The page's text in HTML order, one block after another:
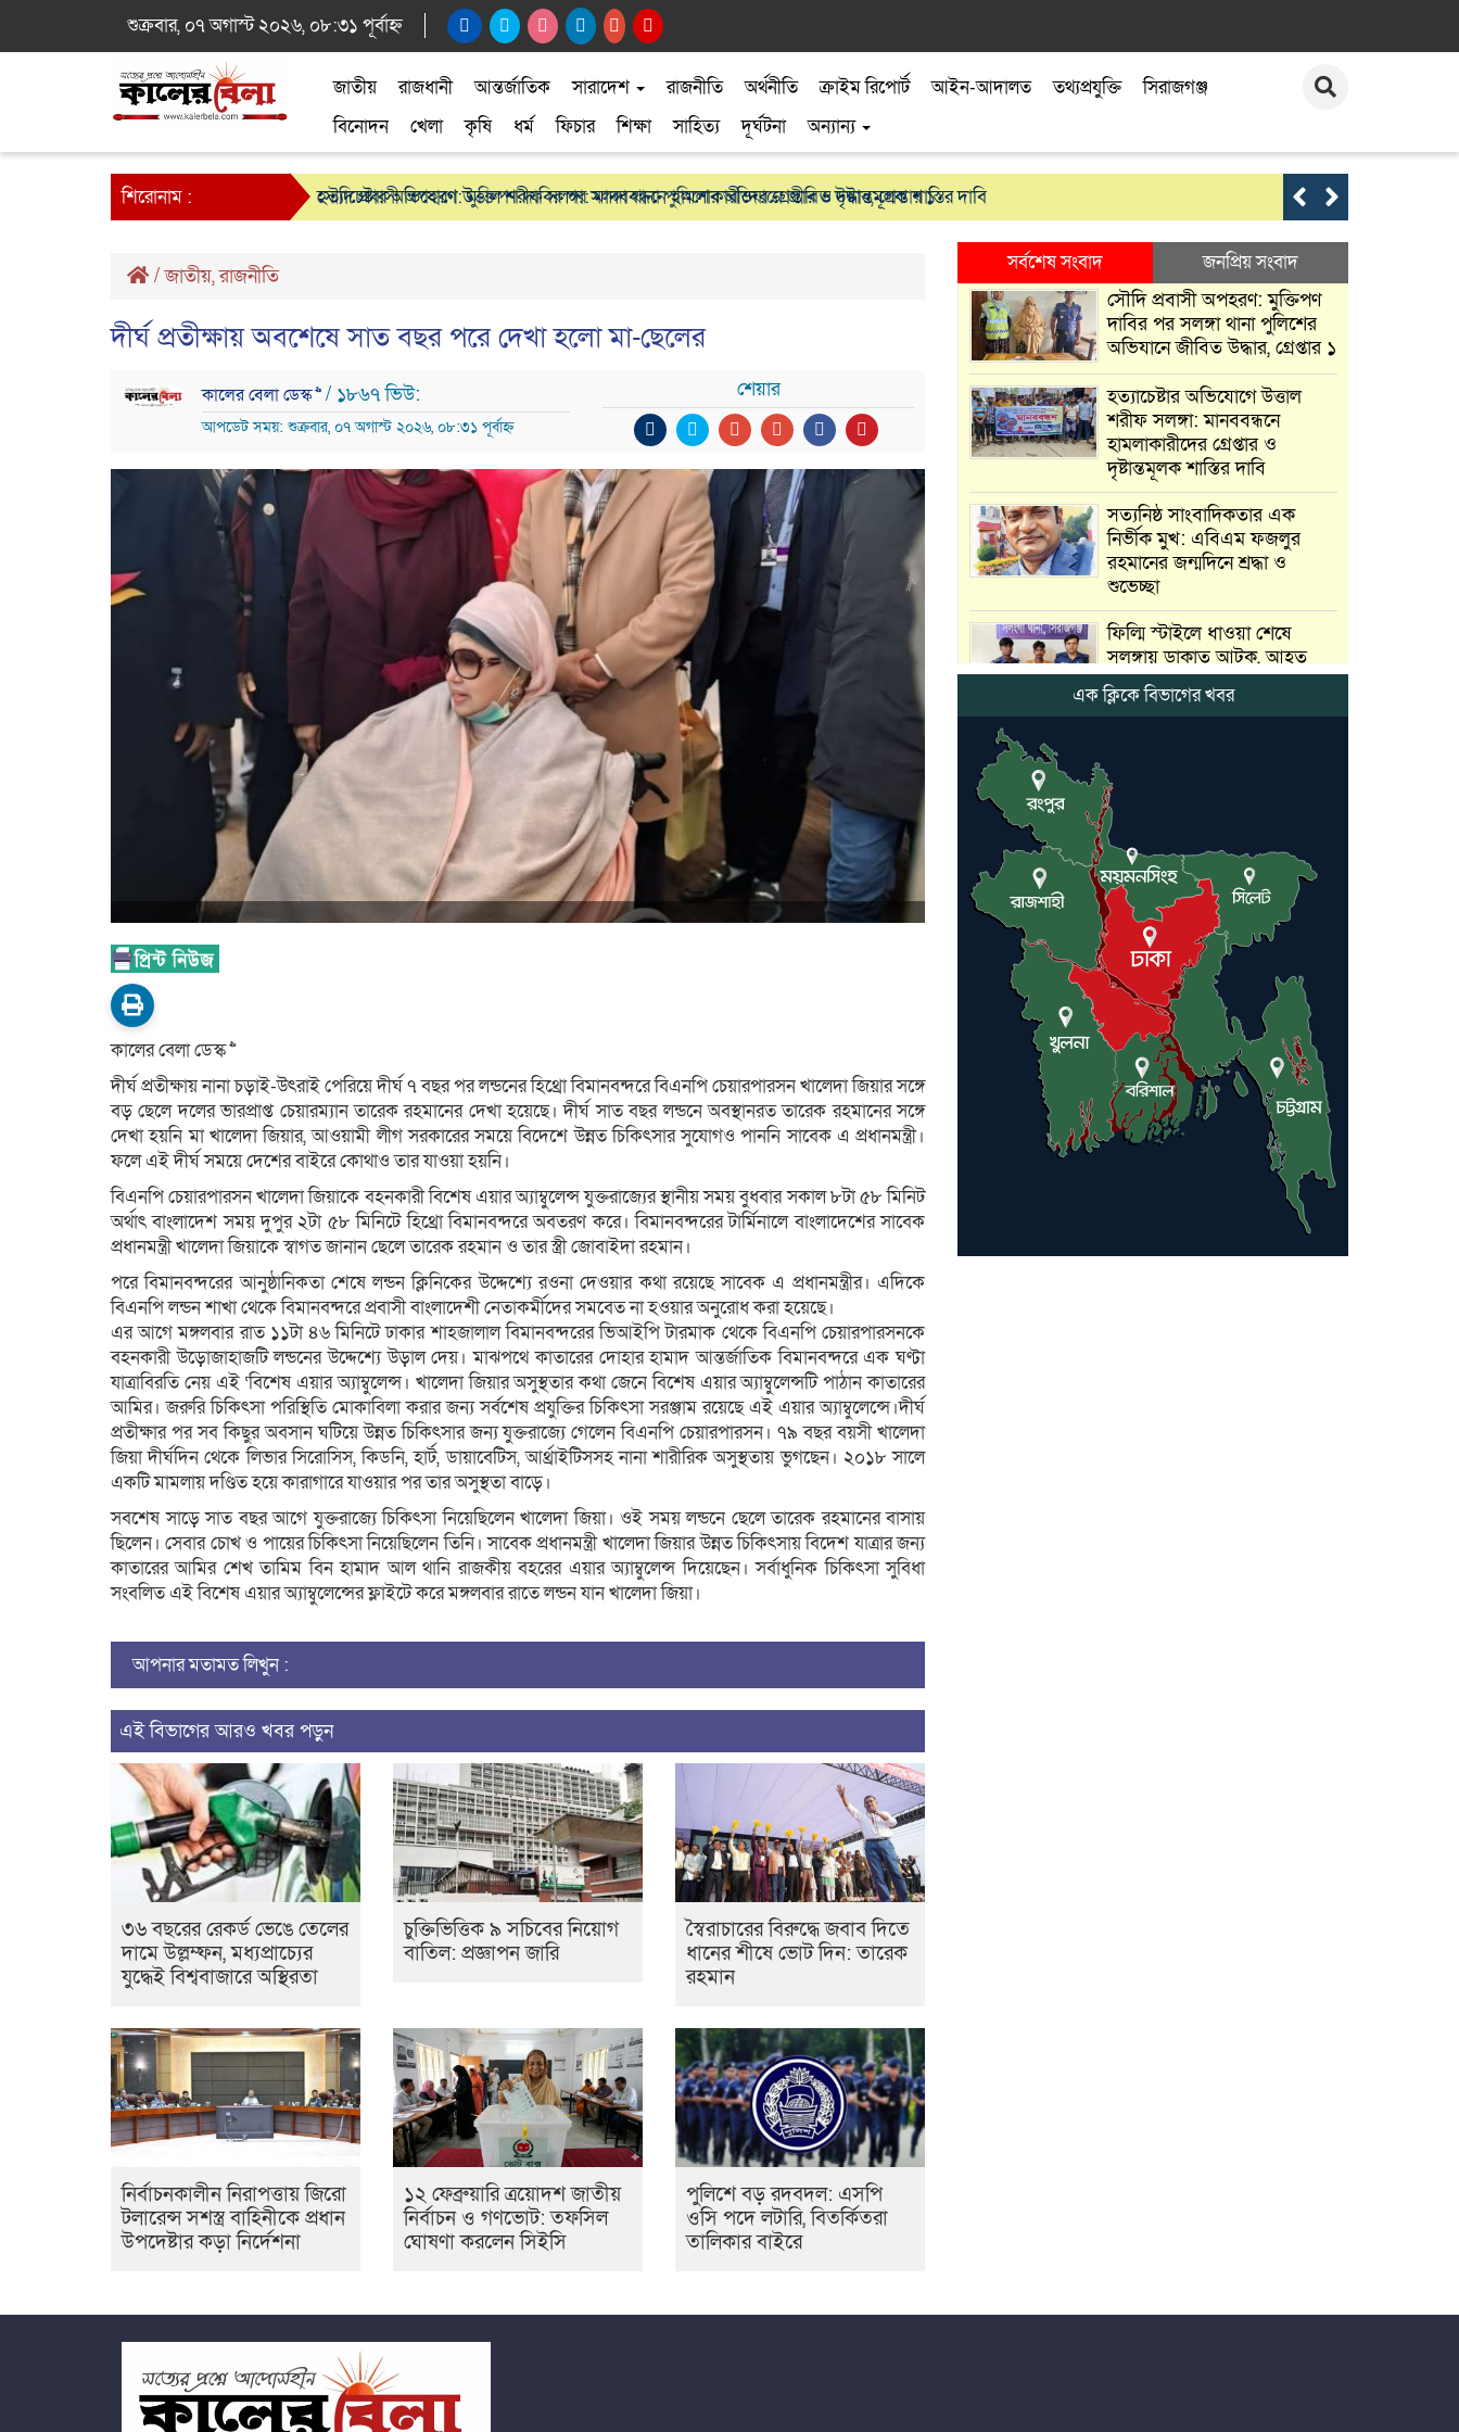
শুক্রবার, ০৭ অগাস্ট ২০২৬, ০৮:৩১ পূর্বাহ্ন
জাতীয় রাজধানী আন্তর্জাতিক সারাদেশ রাজনীতি অর্থনীতি ক্রাইম রিপোর্ট আইন-আদালত তথ্যপ্রযুক্তি
সিরাজগঞ্জ
বিনোদন
খেলা কৃষি ধর্ম ফিচার শিক্ষা সাহিত্য দূর্ঘটনা অন্যান্য
শিরোনাম : সৌদি প্রবাসী অপহরণ: মুক্তিপণ দাবির পর সলঙ্গা থানা পুলিশের অভিযানে জীবিত উদ্ধার, গ্রেপ্তার ১
হত্যাচেষ্টার অভিযোগে উত্তাল শরীফ সলঙ্গা: মানববন্ধনে হামলাকারীদের গ্রেপ্তার ও দৃষ্টান্তমূলক শাস্তির দাবি
/জাতীয়,রাজনীতি
দীর্ঘ প্রতীক্ষায় অবশেষে সাত বছর পরে দেখা হলো মা-ছেলের
কালের বেলা ডেস্ক >>/ ১৮৬৭ ভিউ:
আপডেট সময়: শুক্রবার, ০৭ অগাস্ট ২০২৬, ০৮:৩১ পূর্বাহ্ন
শেয়ার
কালের বেলা ডেস্ক >>
দীর্ঘ প্রতীক্ষায় নানা চড়াই-উৎরাই পেরিয়ে দীর্ঘ ৭ বছর পর লন্ডনের হিথ্রো বিমানবন্দরে বিএনপি চেয়ারপারসন খালেদা জিয়ার সঙ্গে
বড় ছেলে দলের ভারপ্রাপ্ত চেয়ারম্যান তারেক রহমানের দেখা হয়েছে। দীর্ঘ সাত বছর লন্ডনে অবস্থানরত তারেক রহমানের সঙ্গে
দেখা হয়নি মা খালেদা জিয়ার, আওয়ামী লীগ সরকারের সময়ে বিদেশে উন্নত চিকিৎসার সুযোগও পাননি সাবেক এ প্রধানমন্ত্রী।
ফলে এই দীর্ঘ সময়ে দেশের বাইরে কোথাও তার যাওয়া হয়নি।
বিএনপি চেয়ারপারসন খালেদা জিয়াকে বহনকারী বিশেষ এয়ার অ্যাম্বুলেন্স যুক্তরাজ্যের স্থানীয় সময় বুধবার সকাল ৮টা ৫৮ মিনিট
অর্থাৎ বাংলাদেশ সময় দুপুর ২টা ৫৮ মিনিটে হিথ্রো বিমানবন্দরে অবতরণ করে। বিমানবন্দরের টার্মিনালে বাংলাদেশের সাবেক
প্রধানমন্ত্রী খালেদা জিয়াকে স্বাগত জানান ছেলে তারেক রহমান ও তার স্ত্রী জোবাইদা রহমান।
পরে বিমানবন্দরের আনুষ্ঠানিকতা শেষে লন্ডন ক্লিনিকের উদ্দেশ্যে রওনা দেওয়ার কথা রয়েছে সাবেক এ প্রধানমন্ত্রীর। এদিকে
বিএনপি লন্ডন শাখা থেকে বিমানবন্দরে প্রবাসী বাংলাদেশী নেতাকর্মীদের সমবেত না হওয়ার অনুরোধ করা হয়েছে।
এর আগে মঙ্গলবার রাত ১১টা ৪৬ মিনিটে ঢাকার শাহজালাল বিমানবন্দরের ভিআইপি টারমাক থেকে বিএনপি চেয়ারপারসনকে
বহনকারী উড়োজাহাজটি লন্ডনের উদ্দেশ্যে উড়াল দেয়। মাঝপথে কাতারের দোহার হামাদ আন্তর্জাতিক বিমানবন্দরে এক ঘণ্টা
যাত্রাবিরতি নেয় এই ‘বিশেষ এয়ার অ্যাম্বুলেন্স। খালেদা জিয়ার অসুস্থতার কথা জেনে বিশেষ এয়ার অ্যাম্বুলেন্সটি পাঠান কাতারের
আমির। জরুরি চিকিৎসা পরিস্থিতি মোকাবিলা করার জন্য সর্বশেষ প্রযুক্তির চিকিৎসা সরঞ্জাম রয়েছে এই এয়ার অ্যাম্বুলেন্সে।দীর্ঘ
প্রতীক্ষার পর সব কিছুর অবসান ঘটিয়ে উন্নত চিকিৎসার জন্য যুক্তরাজ্যে গেলেন বিএনপি চেয়ারপারসন। ৭৯ বছর বয়সী খালেদা
জিয়া দীর্ঘদিন থেকে লিভার সিরোসিস, কিডনি, হার্ট, ডায়াবেটিস, আর্থ্রাইটিসসহ নানা শারীরিক অসুস্থতায় ভুগছেন। ২০১৮ সালে
একটি মামলায় দণ্ডিত হয়ে কারাগারে যাওয়ার পর তার অসুস্থতা বাড়ে।
সবশেষ সাড়ে সাত বছর আগে যুক্তরাজ্যে চিকিৎসা নিয়েছিলেন খালেদা জিয়া। ওই সময় লন্ডনে ছেলে তারেক রহমানের বাসায়
ছিলেন। সেবার চোখ ও পায়ের চিকিৎসা নিয়েছিলেন তিনি। সাবেক প্রধানমন্ত্রী খালেদা জিয়ার উন্নত চিকিৎসায় বিদেশ যাত্রার জন্য
কাতারের আমির শেখ তামিম বিন হামাদ আল থানি রাজকীয় বহরের এয়ার অ্যাম্বুলেন্স দিয়েছেন। সর্বাধুনিক চিকিৎসা সুবিধা
সংবলিত এই বিশেষ এয়ার অ্যাম্বুলেন্সের ফ্লাইটে করে মঙ্গলবার রাতে লন্ডন যান খালেদা জিয়া।
আপনার মতামত লিখুন :
এই বিভাগের আরও খবর পড়ুন
৩৬ বছরের রেকর্ড ভেঙে তেলের
দামে উল্লম্ফন, মধ্যপ্রাচ্যের
যুদ্ধেই বিশ্ববাজারে অস্থিরতা
চুক্তিভিত্তিক ৯ সচিবের নিয়োগ
বাতিল: প্রজ্ঞাপন জারি
স্বৈরাচারের বিরুদ্ধে জবাব দিতে
ধানের শীষে ভোট দিন: তারেক
রহমান
নির্বাচনকালীন নিরাপত্তায় জিরো
টলারেন্স সশস্ত্র বাহিনীকে প্রধান
উপদেষ্টার কড়া নির্দেশনা
১২ ফেব্রুয়ারি ত্রয়োদশ জাতীয়
নির্বাচন ও গণভোট: তফসিল
ঘোষণা করলেন সিইসি
পুলিশে বড় রদবদল: এসপি
ওসি পদে লটারি, বিতর্কিতরা
তালিকার বাইরে
সর্বশেষ সংবাদ
জনপ্রিয় সংবাদ
সৌদি প্রবাসী অপহরণ: মুক্তিপণ
দাবির পর সলঙ্গা থানা পুলিশের
অভিযানে জীবিত উদ্ধার, গ্রেপ্তার ১
হত্যাচেষ্টার অভিযোগে উত্তাল
শরীফ সলঙ্গা: মানববন্ধনে
হামলাকারীদের গ্রেপ্তার ও
দৃষ্টান্তমূলক শাস্তির দাবি
সত্যনিষ্ঠ সাংবাদিকতার এক
নির্ভীক মুখ: এবিএম ফজলুর
রহমানের জন্মদিনে শ্রদ্ধা ও
শুভেচ্ছা
ফিল্মি স্টাইলে ধাওয়া শেষে
সলঙ্গায় ডাকাত আটক, আহত
এক পুলিশ সদস্য
৪ সদস্যসহ গ্রেপ্তার ৫
সেতুর নিচে মিলল নিখোঁজ ব্যক্তির
মরদেহ, রহস্য ঘিরে চাঞ্চল্য
ফিল্মি স্টাইলে গরু ডাকাতি, শেষে
সুপার শপে মাংস সরবরাহ
চাঞ্চল্যকর তথ্য উদঘাটন করল
সলঙ্গা থানা পুলিশ।
ফিল্মি স্টাইলে গরু ডাকাতি, শেষে
সুপার শপে মাংস সরবরাহ
চাঞ্চল্যকর তথ্য উদঘাটন করল
সলঙ্গা থানা পুলিশ।
সলঙ্গায় পুলিশের অভিযানে
কুখ্যাত ডাকাত গ্রেফতার চুরির
এক ক্লিকে বিভাগের খবর